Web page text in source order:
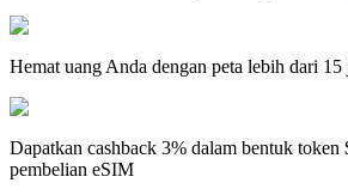
Hemat uang Anda dengan peta lebih dari
Dapatkan cashback 3% dalam bentuk
pembelian eSIM